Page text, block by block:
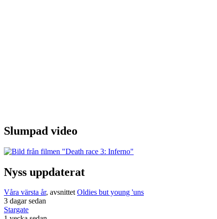
Slumpad video
Nyss uppdaterat
Våra värsta år, avsnittetOldies but young 'uns
3 dagar sedan
Stargate